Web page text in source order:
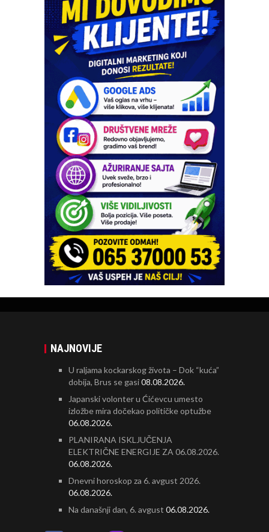
NAJNOVIJE
U raljama kockarskog života – Dok “kuća”
dobija, Brus se gasi08.08.2026.
Japanski volonter u Ćićevcu umesto
izložbe mira dočekao političke optužbe
06.08.2026.
PLANIRANA ISKLJUČENJA
ELEKTRIČNE ENERGIJE ZA 06.08.2026.
06.08.2026.
Dnevni horoskop za 6. avgust 2026.
06.08.2026.
Na današnji dan, 6. avgust 06.08.2026.